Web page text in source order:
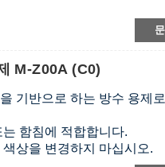
M-Z00A (C0)
기반으로 하는 방수 용제
함침에 적합합니다.
상을 변경하지 마십시오.